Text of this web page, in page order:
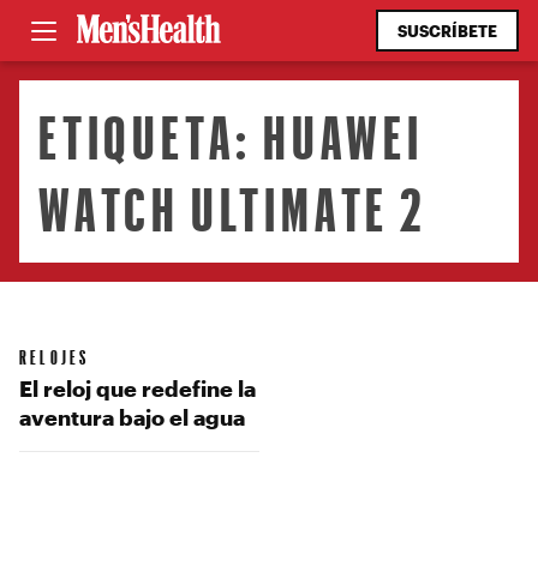
SUSCRÍBETE
ETIQUETA: HUAWEI
WATCH ULTIMATE 2
RELOJES
El reloj que redefine la
aventura bajo el agua